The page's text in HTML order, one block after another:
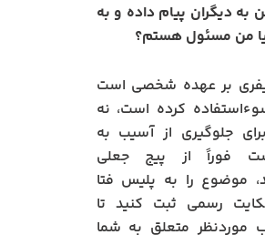
دیگران پیام داده و به
من مسئول هستم؟
بر عهده شخصی است
کرده است، نه
جلوگیری از آسیب به
است فوراً از پیج جعلی
موضوع را به پلیس فتا
رسمی ثبت کنید تا
متعلق به شما